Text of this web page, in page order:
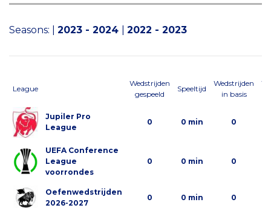
Seasons: 2023 - 2024 2022 - 2023
League
Wedstrijden
gespeeld
Speeltijd
Wedstrijden
in basis
Jupiler Pro
League
0 0 min 0
UEFA Conference
League
voorrondes
0 0 min 0
Oefenwedstrijden
2026-2027
0 0 min 0